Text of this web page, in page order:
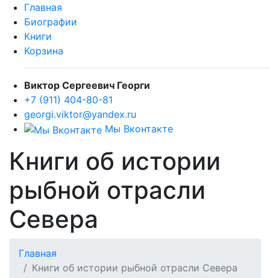
Главная
Биографии
Книги
Корзина
Виктор Сергеевич Георги
+7 (911) 404-80-81
georgi.viktor@yandex.ru
Мы Вконтакте
Книги об истории
рыбной отрасли
Севера
Главная
Книги об истории рыбной отрасли Севера